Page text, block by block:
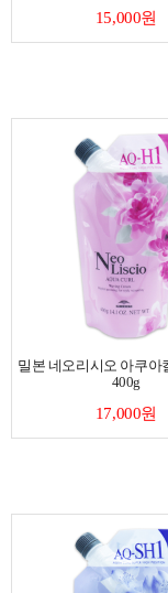
15,000원
밀본 네오리시오 아쿠아
400g
17,000원